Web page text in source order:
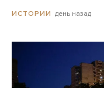
ИСТОРИИ день назад